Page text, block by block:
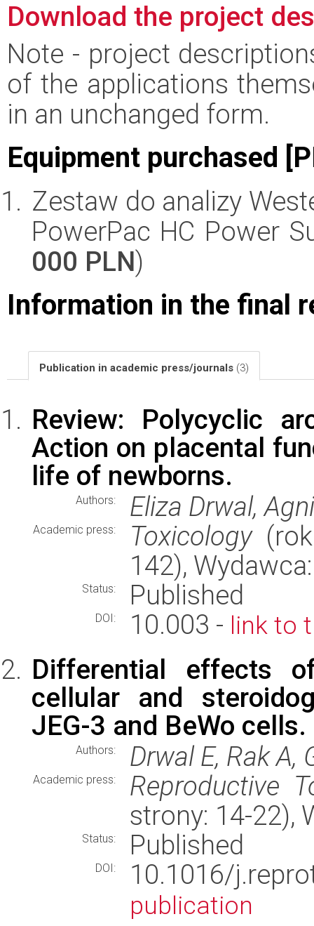
Download the project
Note - project
of the applications
in an unchanged form.
Equipment purchased
Zestaw do analizy
PowerPac HC Power
000 PLN)
Information in the final
Publication in academic press/journals (3)
Review: Polycyclic
Action on placental
life of newborns.
Authors: Eliza Drwal,
Academic press: Toxicology
142),
Status: Published
DOI: 10.003 - link to
Differential effects
cellular and
JEG-3 and BeWo cells.
Authors: Drwal E, Rak A,
Academic press:
Reproductive
strony: 14-22),
Status: Published
DOI: 10.1016/
publication